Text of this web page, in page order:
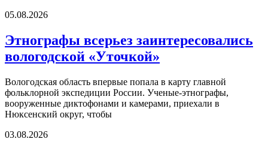
05.08.2026
Этнографы всерьез заинтересовались
вологодской «Уточкой»
Вологодская область впервые попала в карту главной
фольклорной экспедиции России. Ученые-этнографы,
вооруженные диктофонами и камерами, приехали в
Нюксенский округ, чтобы
03.08.2026